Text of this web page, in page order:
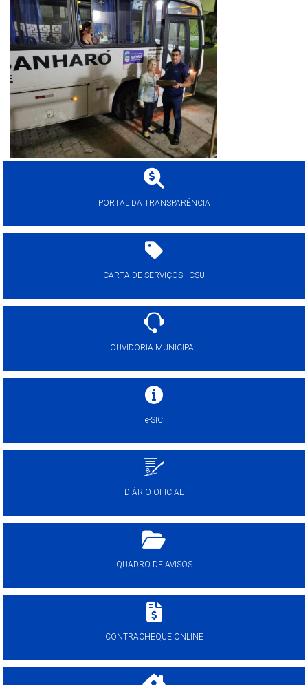
PORTAL DA TRANSPARÊNCIA
CARTA DE SERVIÇOS - CSU
OUVIDORIA MUNICIPAL
e-SIC
DIÁRIO OFICIAL
QUADRO DE AVISOS
CONTRACHEQUE ONLINE